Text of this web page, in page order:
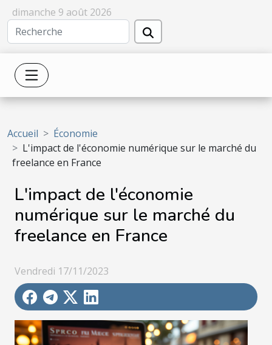
dimanche 9 août 2026
Accueil
Économie
L'impact de l'économie numérique sur le marché du
freelance en France
L'impact de l'économie
numérique sur le marché du
freelance en France
Vendredi 17/11/2023